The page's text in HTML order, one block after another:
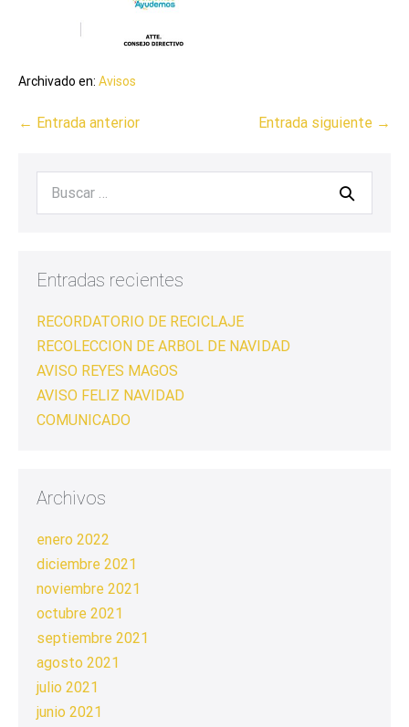
Archivado en: Avisos
← Entrada anterior Entrada siguiente →
Entradas recientes
RECORDATORIO DE RECICLAJE
RECOLECCION DE ARBOL DE NAVIDAD
AVISO REYES MAGOS
AVISO FELIZ NAVIDAD
COMUNICADO
Archivos
enero 2022
diciembre 2021
noviembre 2021
octubre 2021
septiembre 2021
agosto 2021
julio 2021
junio 2021